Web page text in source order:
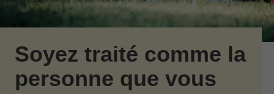
Soyez traité comme la
personne que vous